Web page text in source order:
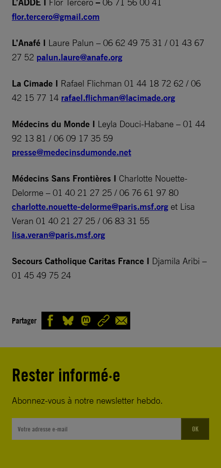
flor.tercero@gmail.com
L’Anafé I Laure Palun – 06 62 49 75 31 / 01 43 67
27 52 palun.laure@anafe.org
La Cimade I Rafael Flichman 01 44 18 72 62 / 06
42 15 77 14 rafael.flichman@lacimade.org
Médecins du Monde I Leyla Douci-Habane – 01 44
92 13 81 / 06 09 17 35 59
presse@medecinsdumonde.net
Médecins Sans Frontières I Charlotte Nouette-
Delorme – 01 40 21 27 25 / 06 76 61 97 80
charlotte.nouette-delorme@paris.msf.org et Lisa
Veran 01 40 21 27 25 / 06 83 31 55
lisa.veran@paris.msf.org
Secours Catholique Caritas France I Djamila Aribi –
01 45 49 75 24
Partager
Rester informé·e
Abonnez-vous à notre newsletter hebdo.
OK